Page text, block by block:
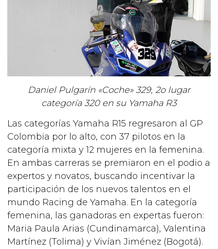
Daniel Pulgarín «Coche» 329, 2o lugar
categoría 320 en su Yamaha R3
Las categorías Yamaha R15 regresaron al GP
Colombia por lo alto, con 37 pilotos en la
categoría mixta y 12 mujeres en la femenina.
En ambas carreras se premiaron en el podio a
expertos y novatos, buscando incentivar la
participación de los nuevos talentos en el
mundo Racing de Yamaha. En la categoría
femenina, las ganadoras en expertas fueron:
Maria Paula Arias (Cundinamarca), Valentina
Martínez (Tolima) y Vivían Jiménez (Bogotá).